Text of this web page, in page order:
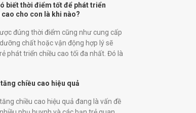
biết thời điểm tốt để phát triển
cao cho con là khi nào?
đúng thời điểm cũng như cung cấp
chất hoặc vận động hợp lý sẽ
phát triển chiều cao tối đa nhất. Đó là
chiều cao hiệu quả
chiều cao hiệu quả đang là vấn đề